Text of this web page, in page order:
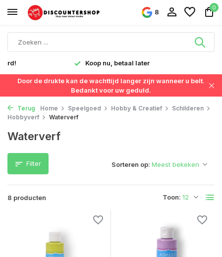
8
0
Koop nu, betaal later
Door de drukte kan de wachttijd langer zijn wanneer u belt.
Bedankt voor uw geduld.
Terug Home Speelgoed Hobby & Creatief
Schilderen
Hobbyverf
Waterverf
Waterverf
Filter
8 producten Toon:
Sorteren op: